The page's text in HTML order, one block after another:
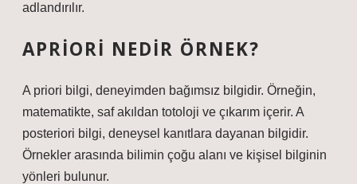
adlandırılır.
APRIORI NEDIR ÖRNEK?
A priori bilgi, deneyimden bağımsız bilgidir. Örneğin,
matematikte, saf akıldan totoloji ve çıkarım içerir. A
posteriori bilgi, deneysel kanıtlara dayanan bilgidir.
Örnekler arasında bilimin çoğu alanı ve kişisel bilginin
yönleri bulunur.